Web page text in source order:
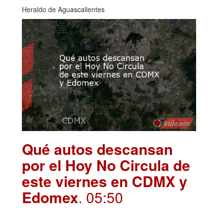
Heraldo de Aguascalientes
Qué autos descansan
por el Hoy No Circula de
este viernes en CDMX y
Edomex. 05:50